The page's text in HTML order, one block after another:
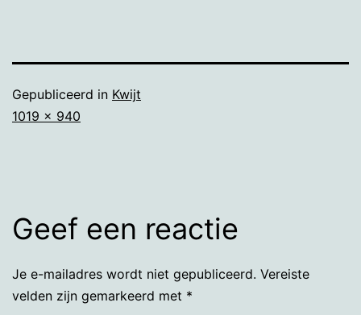
Gepubliceerd in Kwijt
Volledige
1019 × 940
Geef een reactie
Je e-mailadres wordt niet gepubliceerd. Vereiste
velden zijn gemarkeerd met *